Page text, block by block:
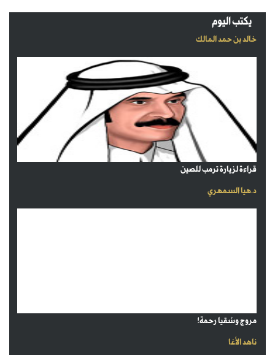
يكتب اليوم
خالد بن حمد المالك
قراءة لزيارة ترمب للصين
د.هيا السمهري
مروج وسُقيا رحمة!
ناهد الأغا